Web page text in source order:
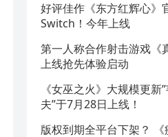
好评佳作《东方红辉心》
Switch！今年上线
第一人称合作射击游戏《
上线抢先体验启动
《女巫之火》大规模更新
夫”于7月28日上线！
版权到期全平台下架？